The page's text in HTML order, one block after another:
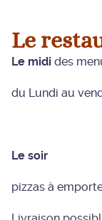
Le
Le midi des
du Lundi au
Le soir
pizzas à